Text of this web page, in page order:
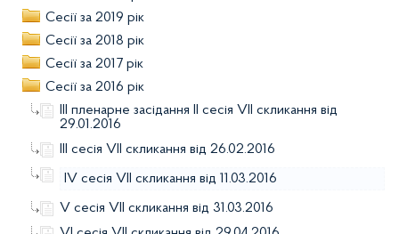
Сесії за 2019 рік
Сесії за 2018 рік
Сесії за 2017 рік
Сесії за 2016 рік
ІІІ пленарне засідання ІІ сесія VII скликання від
29.01.2016
ІІІ сесія VII скликання від 26.02.2016
ІV сесія VII скликання від 11.03.2016
V сесія VII скликання від 31.03.2016